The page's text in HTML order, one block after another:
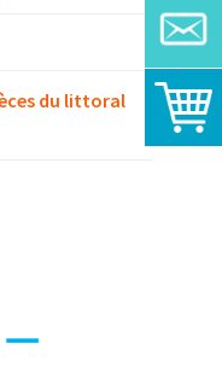
du littoral